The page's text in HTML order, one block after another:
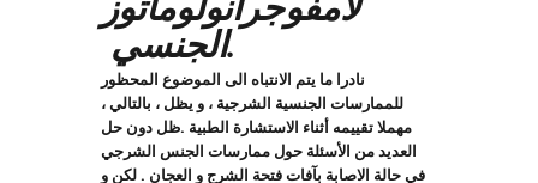
الجنسي.
نادرا ما يتم الانتباه الى الموضوع المحظور
للممارسات الجنسية الشرجية ، و يظل ، بالتالي ،
مهملا تقييمه أثناء الاستشارة الطبية .ظل دون حل
العديد من الأسئلة حول ممارسات الجنس الشرجي
في حالة الاصابة بآفات فتحة الشرج و العجان . لكن و